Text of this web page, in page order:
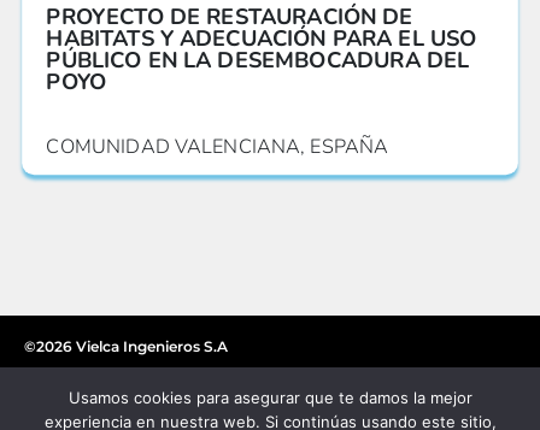
PROYECTO DE RESTAURACIÓN DE
HABITATS Y ADECUACIÓN PARA EL USO
PÚBLICO EN LA DESEMBOCADURA DEL
POYO
COMUNIDAD VALENCIANA, ESPAÑA
©2026 Vielca Ingenieros S.A
Usamos cookies para asegurar que te damos la mejor
experiencia en nuestra web. Si continúas usando este sitio,